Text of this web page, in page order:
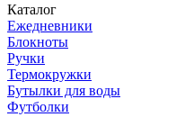
Каталог
Ежедневники
Блокноты
Ручки
Термокружки
Бутылки для воды
Футболки